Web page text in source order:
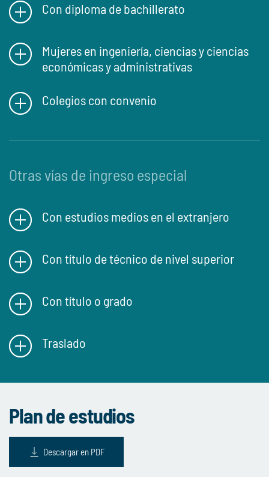
Con diploma de bachillerato
Mujeres en ingeniería, ciencias y ciencias
económicas y administrativas
Colegios con convenio
Otras vías de ingreso especial
Con estudios medios en el extranjero
Con título de técnico de nivel superior
Con título o grado
Traslado
Plan de estudios
Descargar en PDF